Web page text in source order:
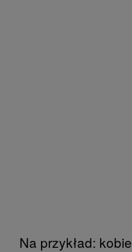
Na przykład: